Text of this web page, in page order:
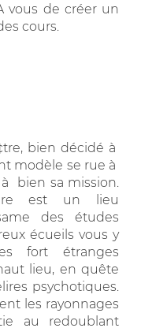
vous de créer un
cours.
bien décidé à
modèle se rue à
bien sa mission.
est un lieu
des études
écueils vous y
fort étranges
lieu, en quête
psychotiques.
les rayonnages
au redoublant